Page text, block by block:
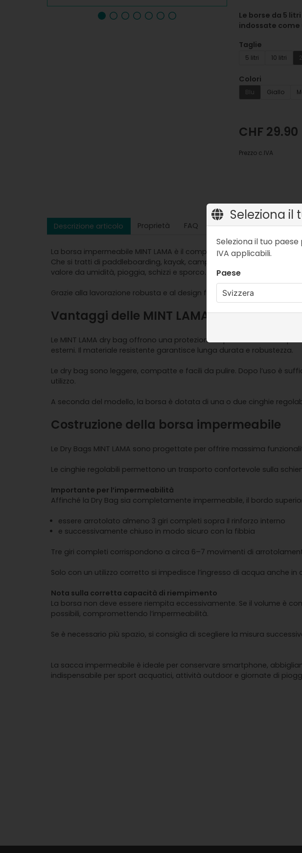
Le borse da 5
indossate come
Taglie
5 litri 10 litri
Colori
Blu Giallo
CHF 29.90
Prezzo c.IVA
Descrizione articolo Proprietà FAQ
La borsa impermeabile MINT LAMA è il compagno perfetto per chi
Che si tratti di paddleboarding, kayak, campeggio o di una
valore da umidità, pioggia, schizzi e sporco.
Grazie alla lavorazione robusta e al design funzionale, la borsa è
Vantaggi delle MINT LAMA Dry Bags
Le MINT LAMA dry bag offrono una protezione impermeabile al 100
esterni. Il materiale resistente garantisce lunga durata e robustezza.
Le dry bag sono leggere, compatte e facili da pulire. Dopo l’uso è
utilizzo.
A seconda del modello, la borsa è dotata di una o due cinghie
Costruzione della borsa impermeabile
Le Dry Bags MINT LAMA sono progettate per offrire massima
Le cinghie regolabili permettono un trasporto confortevole sulla
Importante per l’impermeabilità
Affinché la Dry Bag sia completamente impermeabile, il bordo
essere arrotolato almeno 3 giri completi sopra il rinforzo interno
e successivamente chiuso in modo sicuro con la fibbia
Tre giri completi corrispondono a circa 6–7 movimenti di
Solo con un utilizzo corretto si impedisce l’ingresso di acqua anche
Nota sulla corretta capacità di riempimento
La borsa non deve essere riempita eccessivamente. Se il volume è
possibili, compromettendo l’impermeabilità.
Se è necessario più spazio, si consiglia di scegliere la misura
La sacca impermeabile è ideale per conservare smartphone,
indispensabile per sport acquatici, attività outdoor e giornate di
Seleziona il
Seleziona il tuo
IVA applicabili.
Paese